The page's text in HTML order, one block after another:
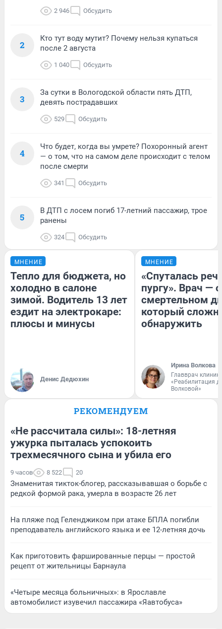
2 946 Обсудить
2
Кто тут воду мутит? Почему нельзя купаться
после 2 августа
1 040 Обсудить
3
За сутки в Вологодской области пять ДТП,
девять пострадавших
529 Обсудить
4
Что будет, когда вы умрете? Похоронный агент
— о том, что на самом деле происходит с телом
после смерти
341 Обсудить
5
В ДТП с лосем погиб 17-летний пассажир, трое
ранены
324 Обсудить
МНЕНИЕ
Тепло для бюджета, но
холодно в салоне
зимой. Водитель 13 лет
ездит на электрокаре:
плюсы и минусы
Денис Дедюхин
МНЕНИЕ
«Спуталась
пургу». Врач — о
смертельном
который
обнаружить
Ирина Волкова
Главврач
«Реабилитация
Волковой»
РЕКОМЕНДУЕМ
«Не рассчитала силы»: 18-летняя
ужурка пыталась успокоить
трехмесячного сына и убила его
9 часов 8 522 20
Знаменитая тикток-блогер, рассказывавшая о борьбе с
редкой формой рака, умерла в возрасте 26 лет
На пляже под Геленджиком при атаке БПЛА погибли
преподаватель английского языка и ее 12-летняя дочь
Как приготовить фаршированные перцы — простой
рецепт от жительницы Барнаула
«Четыре месяца больничных»: в Ярославле
автомобилист изувечил пассажира «Яавтобуса»